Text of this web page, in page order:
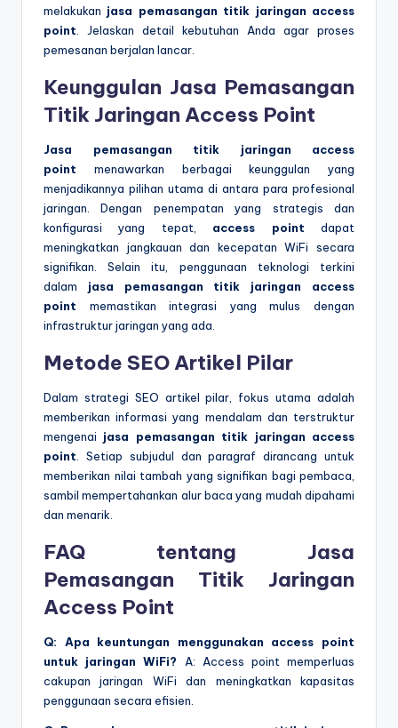
melakukan jasa pemasangan titik jaringan access
point . Jelaskan detail kebutuhan Anda agar proses
pemesanan berjalan lancar.
Keunggulan Jasa Pemasangan
Titik Jaringan Access Point
Jasa pemasangan titik jaringan access
point menawarkan berbagai keunggulan yang
menjadikannya pilihan utama di antara para profesional
jaringan. Dengan penempatan yang strategis dan
konfigurasi yang tepat, access point dapat
meningkatkan jangkauan dan kecepatan WiFi secara
signifikan. Selain itu, penggunaan teknologi terkini
dalam jasa pemasangan titik jaringan access
point memastikan integrasi yang mulus dengan
infrastruktur jaringan yang ada.
Metode SEO Artikel Pilar
Dalam strategi SEO artikel pilar, fokus utama adalah
memberikan informasi yang mendalam dan terstruktur
mengenai jasa pemasangan titik jaringan access
point . Setiap subjudul dan paragraf dirancang untuk
memberikan nilai tambah yang signifikan bagi pembaca,
sambil mempertahankan alur baca yang mudah dipahami
dan menarik.
FAQ tentang Jasa
Pemasangan Titik Jaringan
Access Point
Q: Apa keuntungan menggunakan access point
untuk jaringan WiFi? A: Access point memperluas
cakupan jaringan WiFi dan meningkatkan kapasitas
penggunaan secara efisien.